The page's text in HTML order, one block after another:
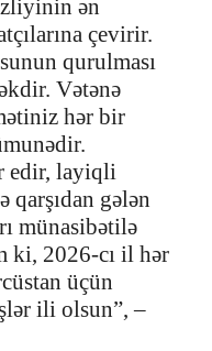
ən
çevirir.
qurulması
Vətənə
hər bir
edir, layiqli
qarşıdan gələn
münasibətilə
ki, 2026-cı il hər
üçün
ili olsun”, –